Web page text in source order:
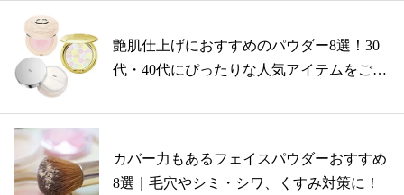
艶肌仕上げにおすすめのパウダー8選！30
代・40代にぴったりな人気アイテムをご
カバー力もあるフェイスパウダーおすすめ
8選｜毛穴やシミ・シワ、くすみ対策に！